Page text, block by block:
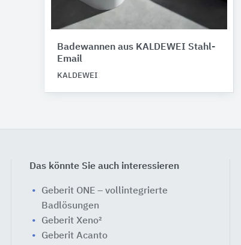
Badewannen aus ​​​KALDEWEI Stahl-
Email
KALDEWEI
Das könnte Sie auch interessieren
Geberit ONE – vollintegrierte
Badlösungen
Geberit Xeno²
Geberit Acanto